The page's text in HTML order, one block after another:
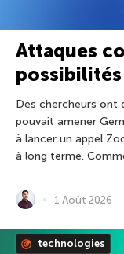
Attaques
Des chercheurs ont
pouvait amener
à lancer un appel
à long terme.
1 Août 2026
technologies